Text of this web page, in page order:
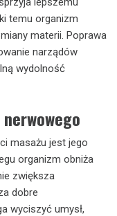
temu organizm
materii. Poprawa
narządów
wydolność
masażu jest jego
organizm obniża
zwiększa
dobre
wyciszyć umysł,